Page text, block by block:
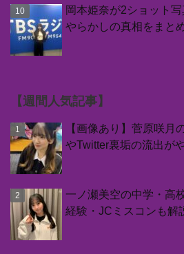
岡本姫奈が2ショット
やらかしの真相をまと
【週間人気記事】
【画像あり】菅原咲月
やTwitter裏垢の流出が
一ノ瀬美空の中学・高
経験・JCミスコンも解